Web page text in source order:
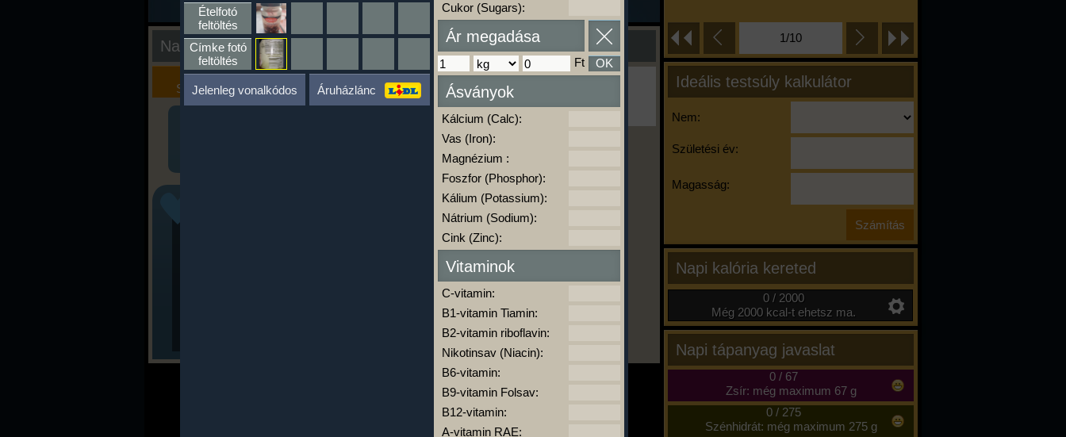
1/10
Ideális testsúly kalkulátor
Nem:
Születési év:
Magasság:
Napi kalória kereted
0 / 2000
Még 2000 kcal-t ehetsz ma.
Napi tápanyag javaslat
0/ 67
Zsír: még maximum 67 g
0/ 275
Szénhidrát: még maximum 275 g
Nap kiértékelése
Kalória
Szimulátor
Szöveges
Értékelés
Ha ma már nem eszel/sportolsz többet,
kattints a kiértékelésre!
A Kalória Szimulátor Prémium funkció.
kalóriabázis.hu
-
Ételfotó
feltöltés
Címke fotó
feltöltés
Jelenleg vonalkódos Áruházlánc
Cukor (Sugars):
Ár megadása
Ft OK
Ásványok
Kálcium (Calc):
Vas (Iron):
Magnézium :
Foszfor (Phosphor):
Kálium (Potassium):
Nátrium (Sodium):
Cink (Zinc):
Vitaminok
C-vitamin:
B1-vitamin Tiamin:
B2-vitamin riboflavin:
Nikotinsav (Niacin):
B6-vitamin:
B9-vitamin Folsav:
B12-vitamin:
A-vitamin RAE: